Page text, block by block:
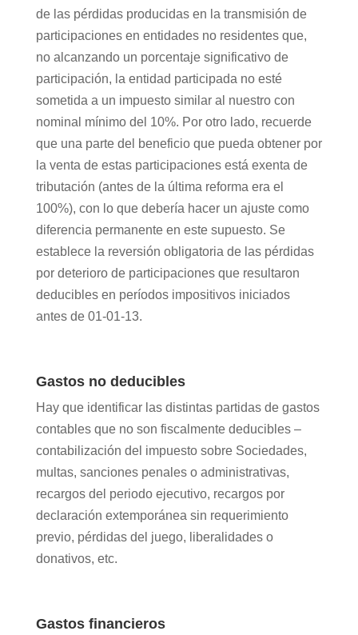
de las pérdidas producidas en la transmisión de
participaciones en entidades no residentes que,
no alcanzando un porcentaje significativo de
participación, la entidad participada no esté
sometida a un impuesto similar al nuestro con
nominal mínimo del 10%. Por otro lado, recuerde
que una parte del beneficio que pueda obtener por
la venta de estas participaciones está exenta de
tributación (antes de la última reforma era el
100%), con lo que debería hacer un ajuste como
diferencia permanente en este supuesto. Se
establece la reversión obligatoria de las pérdidas
por deterioro de participaciones que resultaron
deducibles en períodos impositivos iniciados
antes de 01-01-13.
Gastos no deducibles
Hay que identificar las distintas partidas de gastos
contables que no son fiscalmente deducibles –
contabilización del impuesto sobre Sociedades,
multas, sanciones penales o administrativas,
recargos del periodo ejecutivo, recargos por
declaración extemporánea sin requerimiento
previo, pérdidas del juego, liberalidades o
donativos, etc.
Gastos financieros